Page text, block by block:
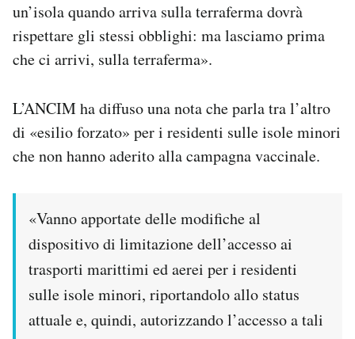
un’isola quando arriva sulla terraferma dovrà
rispettare gli stessi obblighi: ma lasciamo prima
che ci arrivi, sulla terraferma».
L’ANCIM ha diffuso una nota che parla tra l’altro
di «esilio forzato» per i residenti sulle isole minori
che non hanno aderito alla campagna vaccinale.
«Vanno apportate delle modifiche al
dispositivo di limitazione dell’accesso ai
trasporti marittimi ed aerei per i residenti
sulle isole minori, riportandolo allo status
attuale e, quindi, autorizzando l’accesso a tali